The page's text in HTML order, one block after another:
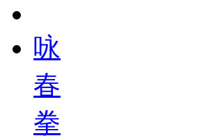
咏
春
拳